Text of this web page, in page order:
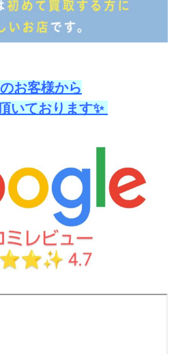
お客様から
いております✨